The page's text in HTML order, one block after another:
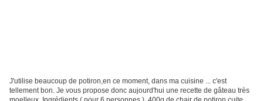
J'utilise beaucoup de potiron,en ce moment, dans ma cuisine ... c'est
tellement bon. Je vous propose donc aujourd'hui une recette de gâteau très